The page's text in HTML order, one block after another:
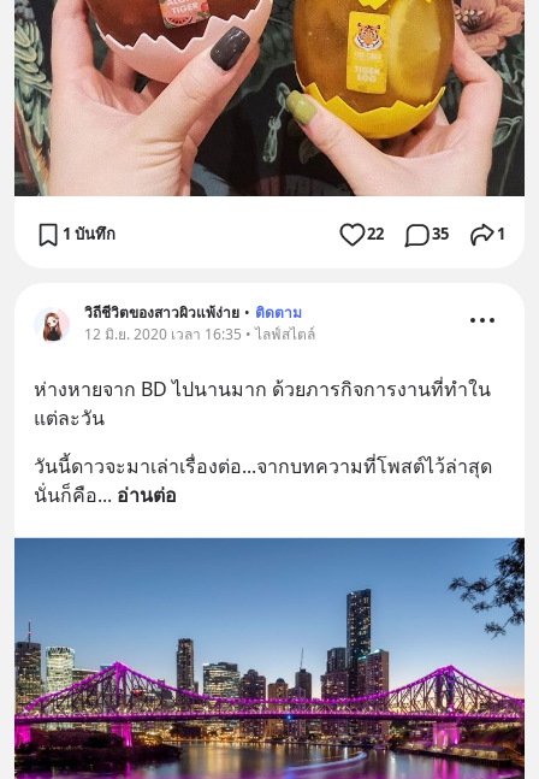
1 บันทึก 22 35 1
วิถีชีวิตของสาวผิวแพ้ง่าย • ติดตาม
12 มิ.ย. 2020 เวลา 16:35 • ไลฟ์สไตล์
ห่างหายจาก BD ไปนานมาก ด้วยภารกิจการงานที่ทำใน
แต่ละวัน
วันนี้ดาวจะมาเล่าเรื่องต่อ...จากบทความที่โพสต์ไว้ล่าสุด
นั่นก็คือ... อ่านต่อ